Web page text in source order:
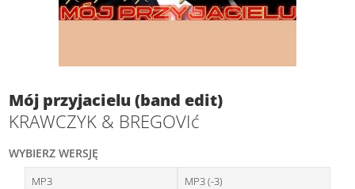
Mój przyjacielu (band edit)
KRAWCZYK & BREGOVIć
WYBIERZ WERSJĘ
MP3 MP3 (-3)